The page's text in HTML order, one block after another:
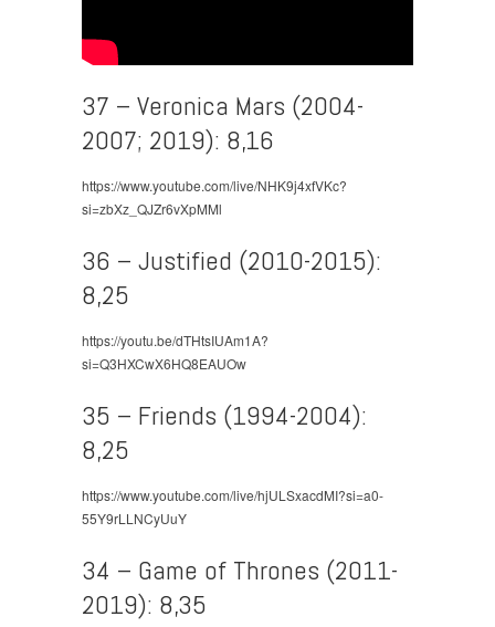
37 – Veronica Mars (2004-
2007; 2019): 8,16
https://www.youtube.com/live/NHK9j4xfVKc?
si=zbXz_QJZr6vXpMMl
36 – Justified (2010-2015):
8,25
https://youtu.be/dTHtsIUAm1A?
si=Q3HXCwX6HQ8EAUOw
35 – Friends (1994-2004):
8,25
https://www.youtube.com/live/hjULSxacdMI?si=a0-
55Y9rLLNCyUuY
34 – Game of Thrones (2011-
2019): 8,35